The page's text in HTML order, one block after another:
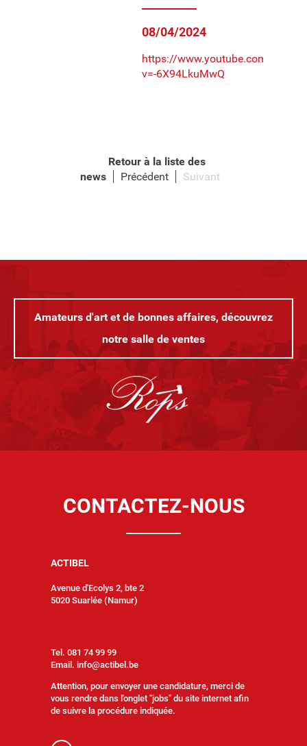
08/04/2024
https://www.youtube.com/watch?
v=-6X94LkuMwQ
Retour à la liste des
news
Précédent Suivant
Amateurs d'art et de bonnes affaires, découvrez
notre salle de ventes
CONTACTEZ-NOUS
ACTIBEL
Avenue d'Ecolys 2, bte 2
5020 Suarlée (Namur)
Tel. 081 74 99 99
Email. info@actibel.be
Attention, pour envoyer une candidature, merci de
vous rendre dans l'onglet "jobs" du site internet afin
de suivre la procédure indiquée.